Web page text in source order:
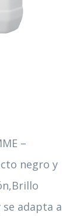
–
negro y
adapta a